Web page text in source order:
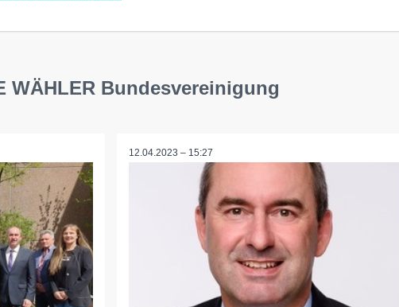
WÄHLER Bundesvereinigung
12.04.2023 – 15:27